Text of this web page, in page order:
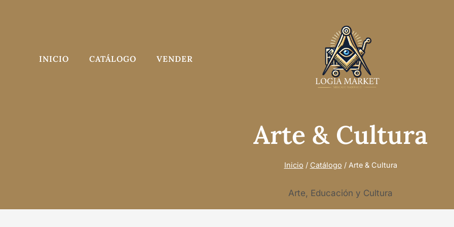
INICIO CATÁLOGO VENDER
Arte & Cultura
Inicio / Catálogo / Arte & Cultura
Arte, Educación y Cultura